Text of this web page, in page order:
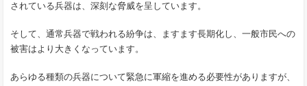
されている兵器は、深刻な脅威を呈しています。
そして、通常兵器で戦われる紛争は、ますます長期化し、一般市民への
被害はより大きくなっています。
あらゆる種類の兵器について緊急に軍縮を進める必要性がありますが、